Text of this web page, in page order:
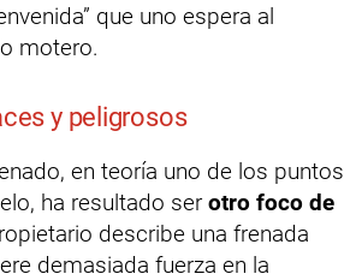
que uno espera al
motero.
y peligrosos
en teoría uno de los puntos
ha resultado ser otro foco de
describe una frenada
demasiada fuerza en la